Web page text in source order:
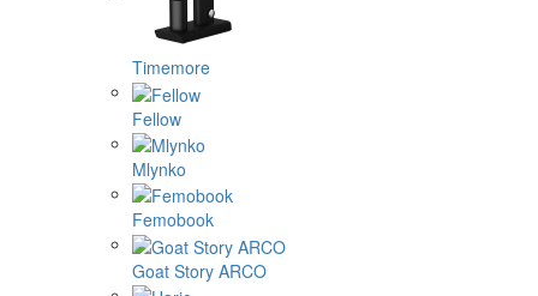
Timemore
Fellow
Mlynko
Femobook
Goat Story ARCO